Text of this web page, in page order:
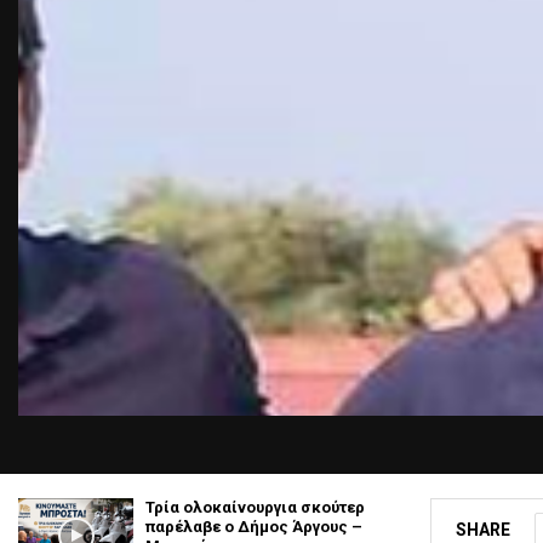
SHARE
Τρία ολοκαίνουργια σκούτερ
παρέλαβε o Δήμος Άργους –